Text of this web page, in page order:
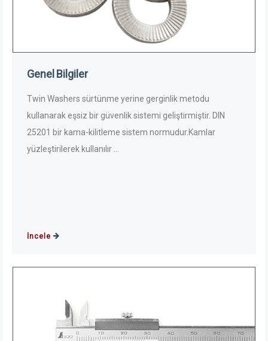
Genel Bilgiler
Twin Washers sürtünme yerine gerginlik metodu
kullanarak eşsiz bir güvenlik sistemi geliştirmiştir. DIN
25201 bir kama-kilitleme sistem normudur.Kamlar
yüzleştirilerek kullanılır ...
İncele